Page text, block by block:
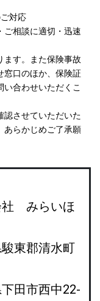
対応
ご相談に適切・迅速
ます。また保険事故
窓口のほか、保険証
合わせいただくこ
認させていただいた
あらかじめご了承願
らいほ
郡清水町
田市西中22-